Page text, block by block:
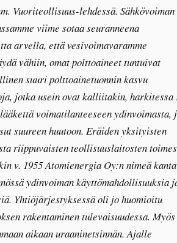
Vuoriteollisuus-lehdessä. Sähkövoiman
viime sotaa seuranneena
arvella, että vesivoimavaramme
vähiin, omat polttoaineet tuntuivat
suuri polttoainetuonnin kasvu
jotka usein ovat kalliitakin, harkitessa
voimatilanteeseen ydinvoimasta,
suureen huutoon. Eräiden yksityisten
riippuvaisten teollisuuslaitosten
v. 1955 Atomienergia Oy:n nimeä
ydinvoiman käyttömahdollisuuksia
Yhtiöjärjestyksessä oli jo huomioitu
rakentaminen tulevaisuudessa. Myös
aikaan uraaninetsinnän. Ajalle